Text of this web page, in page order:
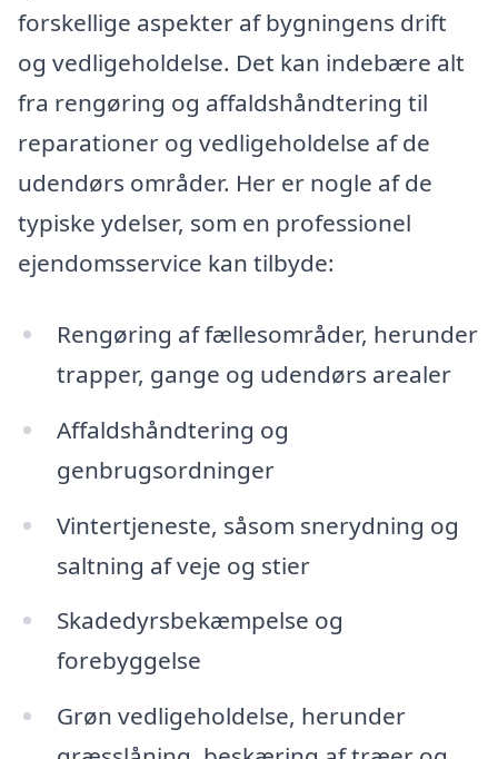
forskellige aspekter af bygningens drift
og vedligeholdelse. Det kan indebære alt
fra rengøring og affaldshåndtering til
reparationer og vedligeholdelse af de
udendørs områder. Her er nogle af de
typiske ydelser, som en professionel
ejendomsservice kan tilbyde:
Rengøring af fællesområder, herunder
trapper, gange og udendørs arealer
Affaldshåndtering og
genbrugsordninger
Vintertjeneste, såsom snerydning og
saltning af veje og stier
Skadedyrsbekæmpelse og
forebyggelse
Grøn vedligeholdelse, herunder